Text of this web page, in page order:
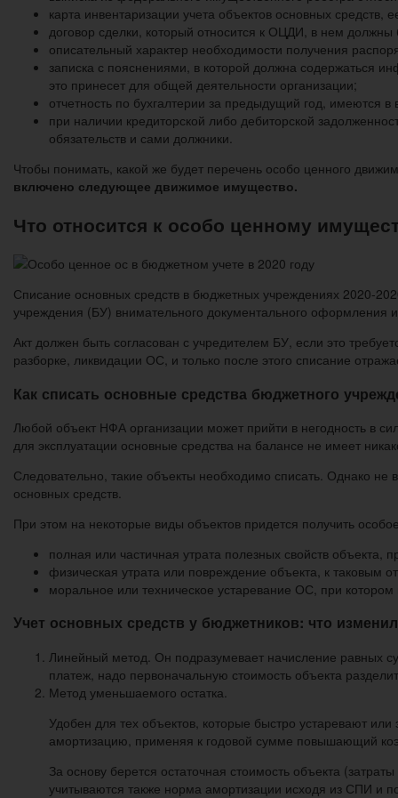
карта инвентаризации учета объектов основных средств,
договор сделки, который относится к ОЦДИ, в нем должны
описательный характер необходимости получения
записка с пояснениями, в которой должна содержаться
это принесет для общей деятельности организации;
отчетность по бухгалтерии за предыдущий год, имеются
при наличии кредиторской либо дебиторской
обязательств и сами должники.
Чтобы понимать, какой же будет перечень особо ценного
включено следующее движимое имущество.
Что относится к особо ценному
Списание основных средств в бюджетных учреждениях 2020-
учреждения (БУ) внимательного документального оформления
Акт должен быть согласован с учредителем БУ, если это
разборке, ликвидации ОС, и только после этого списание
Как списать основные средства бюджетного
Любой объект НФА организации может прийти в негодность в
для эксплуатации основные средства на балансе не имеет
Следовательно, такие объекты необходимо списать. Однако
основных средств.
При этом на некоторые виды объектов придется получить
полная или частичная утрата полезных свойств
физическая утрата или повреждение объекта, к таковым
моральное или техническое устаревание ОС, при
Учет основных средств у бюджетников: что
Линейный метод. Он подразумевает начисление равных
платеж, надо первоначальную стоимость объекта
Метод уменьшаемого остатка.
Удобен для тех объектов, которые быстро устаревают
амортизацию, применяя к годовой сумме повышающий
За основу берется остаточная стоимость объекта
учитываются также норма амортизации исходя из СПИ и